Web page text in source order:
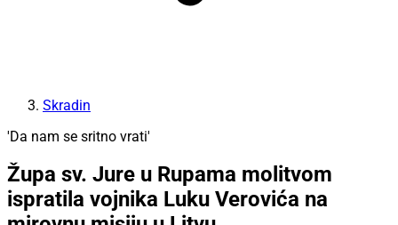
Skradin
'Da nam se sritno vrati'
Župa sv. Jure u Rupama molitvom
ispratila vojnika Luku Verovića na